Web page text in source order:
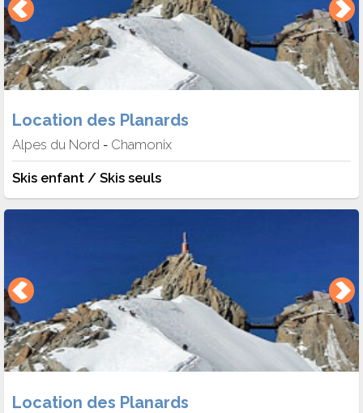
Location des Planards
Alpes du Nord - Chamonix
Skis enfant / Skis seuls
Location des Planards